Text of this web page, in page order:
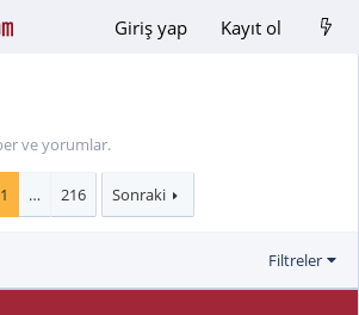
Giriş yap Kayıt ol
ve yorumlar.
1 … 216 Sonraki
Filtreler